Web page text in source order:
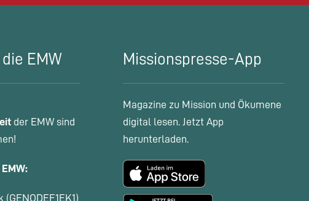
EMW
der EMW sind
Missionspresse-App
Magazine zu Mission und Ökumene
digital lesen. Jetzt App
herunterladen.